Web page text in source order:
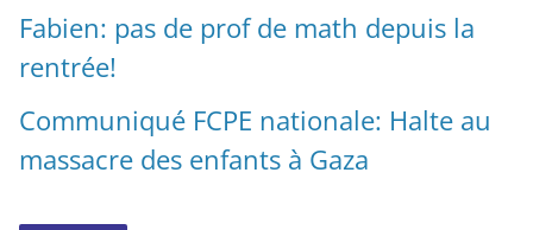
Fabien: pas de prof de math depuis la
rentrée!
Communiqué FCPE nationale: Halte au
massacre des enfants à Gaza